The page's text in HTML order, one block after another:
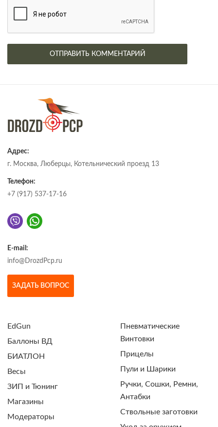
Адрес:
г. Москва, Люберцы, Котельнический проезд 13
Телефон:
+7 (917) 537-17-16
E-mail:
info@DrozdPcp.ru
ЗАДАТЬ ВОПРОС
EdGun
Баллоны ВД
БИАТЛОН
Весы
ЗИП и Тюнинг
Магазины
Модераторы
Пневматические
Винтовки
Прицелы
Пули и Шарики
Ручки, Сошки, Ремни,
Антабки
Ствольные заготовки